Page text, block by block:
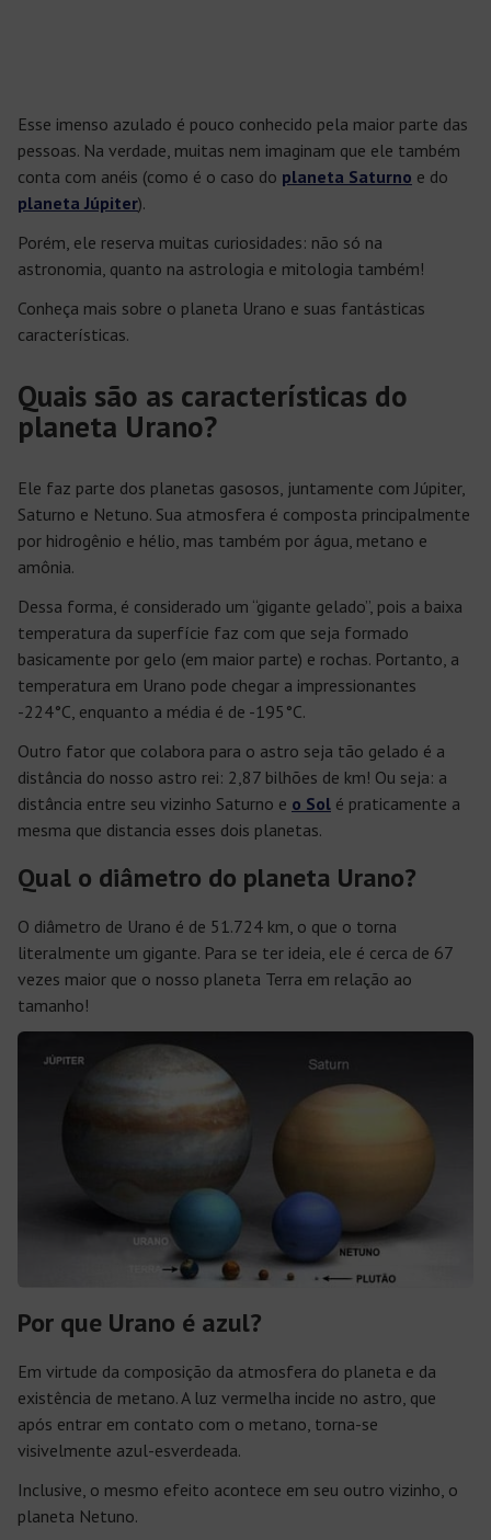
Esse imenso azulado é pouco conhecido pela maior parte das
pessoas. Na verdade, muitas nem imaginam que ele também
conta com anéis (como é o caso do planeta Saturno e do
planeta Júpiter).
Porém, ele reserva muitas curiosidades: não só na
astronomia, quanto na astrologia e mitologia também!
Conheça mais sobre o planeta Urano e suas fantásticas
características.
Quais são as características do
planeta Urano?
Ele faz parte dos planetas gasosos, juntamente com Júpiter,
Saturno e Netuno. Sua atmosfera é composta principalmente
por hidrogênio e hélio, mas também por água, metano e
amônia.
Dessa forma, é considerado um “gigante gelado”, pois a baixa
temperatura da superfície faz com que seja formado
basicamente por gelo (em maior parte) e rochas. Portanto, a
temperatura em Urano pode chegar a impressionantes
-224°C, enquanto a média é de -195°C.
Outro fator que colabora para o astro seja tão gelado é a
distância do nosso astro rei: 2,87 bilhões de km! Ou seja: a
distância entre seu vizinho Saturno e o Sol é praticamente a
mesma que distancia esses dois planetas.
Qual o diâmetro do planeta Urano?
O diâmetro de Urano é de 51.724 km, o que o torna
literalmente um gigante. Para se ter ideia, ele é cerca de 67
vezes maior que o nosso planeta Terra em relação ao
tamanho!
Por que Urano é azul?
Em virtude da composição da atmosfera do planeta e da
existência de metano. A luz vermelha incide no astro, que
após entrar em contato com o metano, torna-se
visivelmente azul-esverdeada.
Inclusive, o mesmo efeito acontece em seu outro vizinho, o
planeta Netuno.